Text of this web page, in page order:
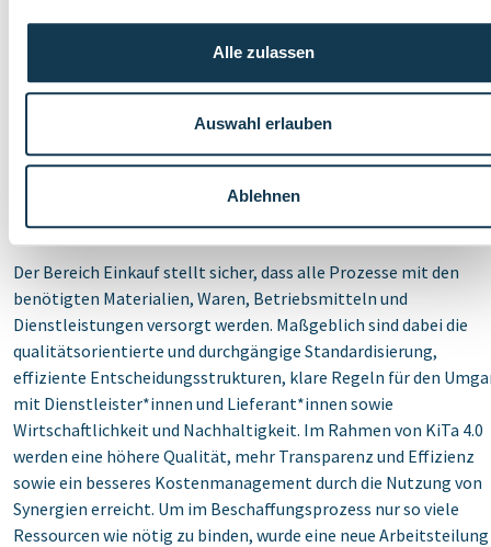
Alle zulassen
Auswahl erlauben
Ablehnen
Zweckverband auf eine langfristige Sicherung seiner
Wirtschaftlichkeit muss daher als Erfolgskriterium in der
Finanzstrategie etabliert werden. Es gilt, ein gutes
Kostenmanagement und wirtschaftliche Kriterien in den
Einkauf
Der Bereich Einkauf stellt sicher, dass alle Prozesse mit den
benötigten Materialien, Waren, Betriebsmitteln und
Dienstleistungen versorgt werden. Maßgeblich sind dabei die
qualitätsorientierte und durchgängige Standardisierung,
effiziente Entscheidungsstrukturen, klare Regeln für den
mit Dienstleister*innen und Lieferant*innen sowie
Wirtschaftlichkeit und Nachhaltigkeit. Im Rahmen von KiTa 4.0
werden eine höhere Qualität, mehr Transparenz und Effizienz
sowie ein besseres Kostenmanagement durch die Nutzung von
Synergien erreicht. Um im Beschaffungsprozess nur so viele
Ressourcen wie nötig zu binden, wurde eine neue Arbeitsteilung